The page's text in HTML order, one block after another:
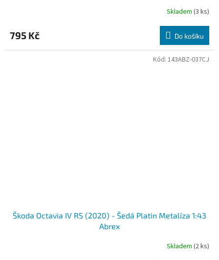
Skladem (3 ks)
795 Kč Do košíku
Škoda Octavia IV RS (2020) - Šedá Platin Metalíza 1:43
Abrex
Skladem (2 ks)
Kód: 143ABZ-037CJ